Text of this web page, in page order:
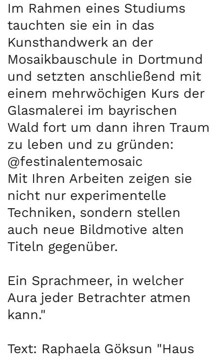
Im Rahmen eines Studiums
tauchten sie ein in das
Kunsthandwerk an der
Mosaikbauschule in Dortmund
und setzten anschließend mit
einem mehrwöchigen Kurs der
Glasmalerei im bayrischen
Wald fort um dann ihren Traum
zu leben und zu gründen:
@festinalentemosaic
Mit Ihren Arbeiten zeigen sie
nicht nur experimentelle
Techniken, sondern stellen
auch neue Bildmotive alten
Titeln gegenüber.
Ein Sprachmeer, in welcher
Aura jeder Betrachter atmen
kann."
Text: Raphaela Göksun "Haus